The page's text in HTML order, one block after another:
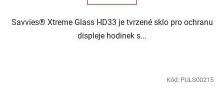
Savvies® Xtreme Glass HD33 je tvrzené sklo pro ochranu
displeje hodinek s...
Kód: PULS00215